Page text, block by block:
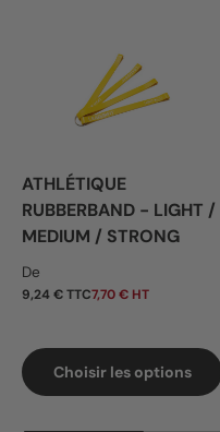
ATHLÉTIQUE
RUBBERBAND - LIGHT /
MEDIUM / STRONG
Prix habituel
De
9,24 € TTC7,70 € HT
Choisir les options